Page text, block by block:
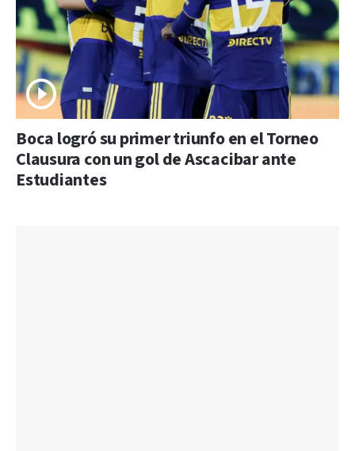
Boca logró su primer triunfo en el Torneo
Clausura con un gol de Ascacibar ante
Estudiantes